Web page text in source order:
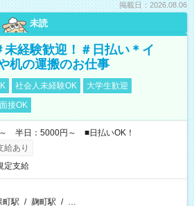
掲載日：2026.08.06
未読
未経験歓迎！＃日払い＊イ
机の運搬のお仕事
社会人未経験OK
大学生歓迎
接OK
半日：5000円～ ■日払いOK！
給あり
定支給
町駅 / 麹町駅 / …